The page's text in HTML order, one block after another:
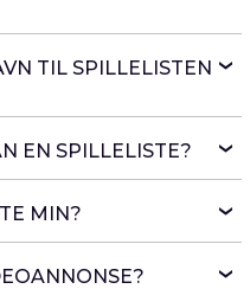
TIL SPILLELISTEN
EN SPILLELISTE?
MIN?